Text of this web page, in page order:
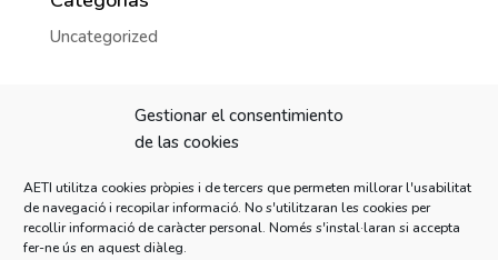
Gestionar el consentimiento
de las cookies
AETI utilitza cookies pròpies i de tercers que permeten millorar l'usabilitat
de navegació i recopilar informació. No s'utilitzaran les cookies per
recollir informació de caràcter personal. Només s'instal·laran si accepta
fer-ne ús en aquest diàleg.
Uncategorized
Feed de comentarios
WordPress.org